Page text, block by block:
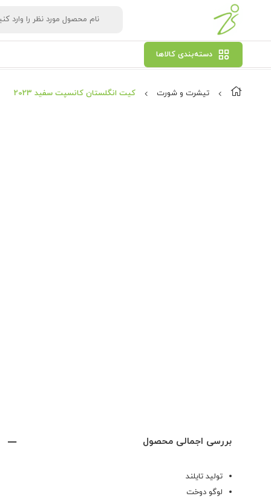
دسته‌بندی کالاها
تیشرت و شورت کیت انگلستان کانسپت سفید 2023
بررسی اجمالی محصول
تولید تایلند
لوگو دوخت